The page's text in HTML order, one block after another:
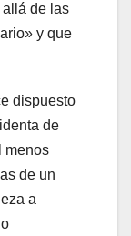
allá de las
y que
dispuesto
de
menos
de un
a